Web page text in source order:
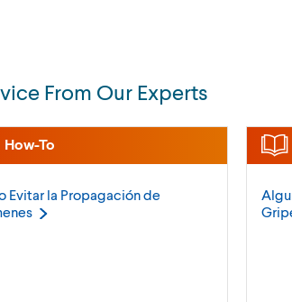
From Our Experts
How-To
Evitar la Propagación de